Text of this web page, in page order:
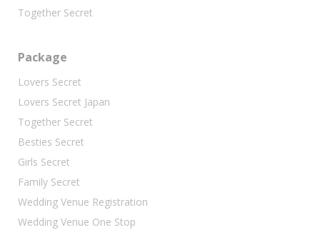
Together Secret
Package
Lovers Secret
Lovers Secret Japan
Together Secret
Besties Secret
Girls Secret
Family Secret
Wedding Venue Registration
Wedding Venue One Stop